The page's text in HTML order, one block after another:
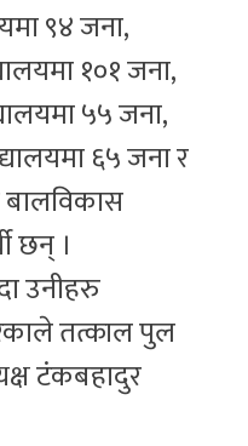
९४ जना,
१०१ जना,
५५ जना,
६५ जना र
छन् ।
उनीहरु
तत्काल पुल
टंकबहादुर